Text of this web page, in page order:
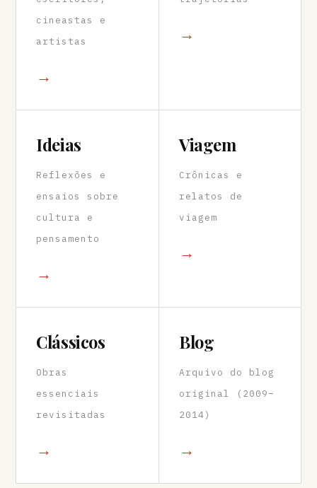
cineastas e
artistas
→
→
Ideias
Reflexões e
ensaios sobre
cultura e
pensamento
→
Viagem
Crônicas e
relatos de
viagem
→
Clássicos
Obras
essenciais
revisitadas
→
Blog
Arquivo do blog
original (2009–
2014)
→